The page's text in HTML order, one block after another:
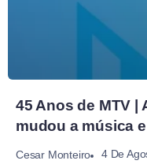
45 Anos de MTV |
mudou a música
Cesar Monteiro 4 De